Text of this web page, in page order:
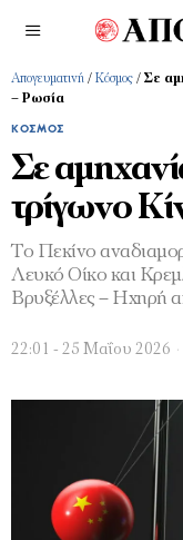
Απογευματινή / Κόσμος / Σε
– Ρωσία
ΚΌΣΜΟΣ
Σε
τρίγωνο
Το Πεκίνο
Λευκό Οίκο και
Βρυξέλλες – Ηχηρή
22:01 - 25 Μαΐου 2026